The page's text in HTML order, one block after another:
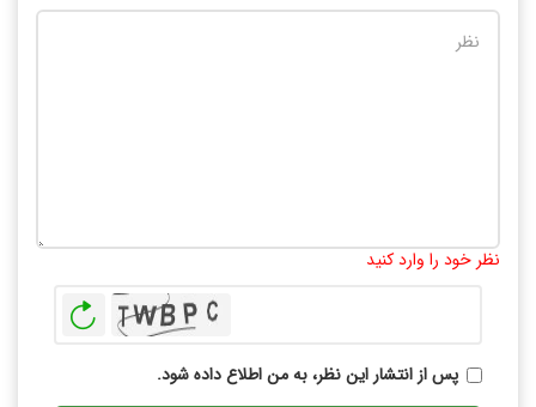
نظر خود را وارد کنید
پس از انتشار این نظر، به من اطلاع داده شود.